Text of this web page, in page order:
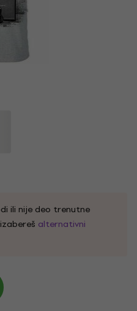
ili nije deo trenutne
alternativni